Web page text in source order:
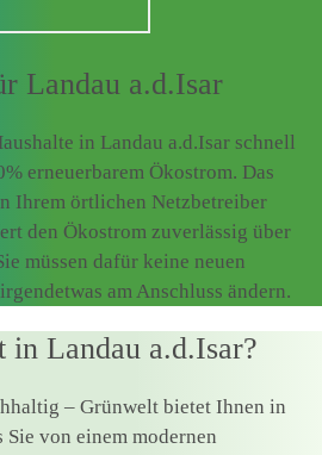
Landau a.d.Isar
in Landau a.d.Isar schnell
erneuerbarem Ökostrom. Das
Ihrem örtlichen Netzbetreiber
den Ökostrom zuverlässig über
müssen dafür keine neuen
am Anschluss ändern.
Landau a.d.Isar?
– Grünwelt bietet Ihnen in
Sie von einem modernen